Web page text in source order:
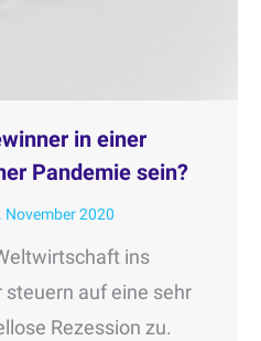
in einer
Pandemie sein?
November 2020
ins
steuern auf eine sehr
Rezession zu.